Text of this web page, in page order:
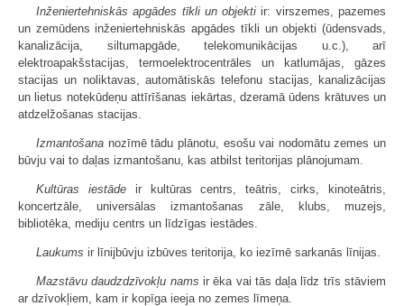
Inženiertehniskās apgādes tīkli un objekti ir: virszemes, pazemes
un zemūdens inženiertehniskās apgādes tīkli un objekti (ūdensvads,
kanalizācija, siltumapgāde, telekomunikācijas u.c.), arī
elektroapakšstacijas, termoelektrocentrāles un katlumājas, gāzes
stacijas un noliktavas, automātiskās telefonu stacijas, kanalizācijas
un lietus notekūdeņu attīrīšanas iekārtas, dzeramā ūdens krātuves un
atdzelžošanas stacijas.
Izmantošana nozīmē tādu plānotu, esošu vai nodomātu zemes un
būvju vai to daļas izmantošanu, kas atbilst teritorijas plānojumam.
Kultūras iestādeir kultūras centrs, teātris, cirks, kinoteātris,
koncertzāle, universālas izmantošanas zāle, klubs, muzejs,
bibliotēka, mediju centrs un līdzīgas iestādes.
Laukums ir līnijbūvju izbūves teritorija, ko iezīmē sarkanās līnijas.
Mazstāvu daudzdzīvokļu nams ir ēka vai tās daļa līdz trīs stāviem
ar dzīvokļiem, kam ir kopīga ieeja no zemes līmeņa.